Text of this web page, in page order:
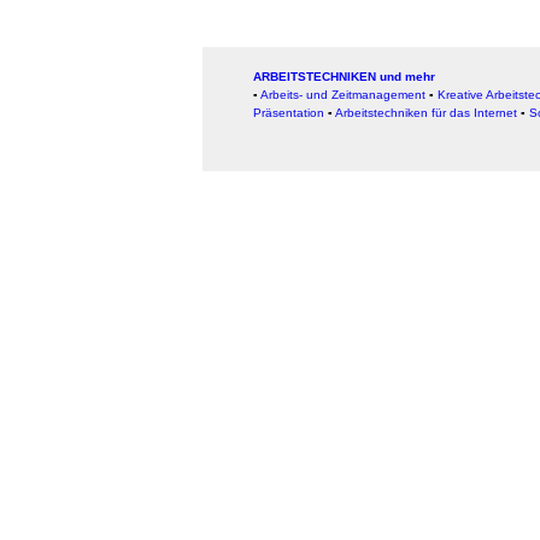
ARBEITSTECHNIKEN und mehr
▪ Arbeits- und Zeitmanagement ▪ Kreative
Präsentation ▪ Arbeitstechniken für das Internet ▪